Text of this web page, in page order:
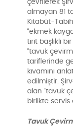
çevrilerek
almayan 81
Kitabüt-
“ekmek
tirit başlıklı
“tavuk
tariflerinde
kıvamını
edilmiştir.
alan “tavuk
birlikte servis
Tavuk